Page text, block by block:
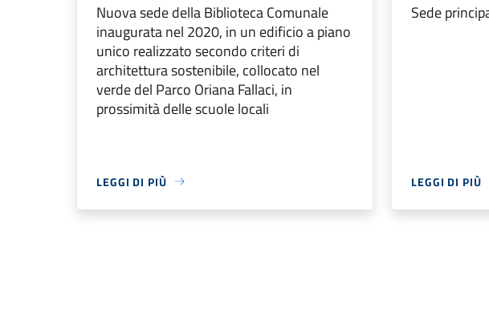
Nuova sede della Biblioteca Comunale
inaugurata nel 2020, in un edificio a piano
unico realizzato secondo criteri di
architettura sostenibile, collocato nel
verde del Parco Oriana Fallaci, in
prossimità delle scuole locali
LEGGI DI PIÙ
Sede
LEGGI DI PIÙ